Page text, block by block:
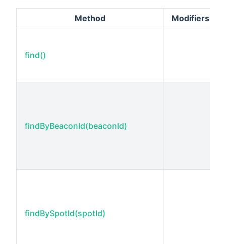
Method Modifiers
find()
findByBeaconId(beaconId)
findBySpotId(spotId)